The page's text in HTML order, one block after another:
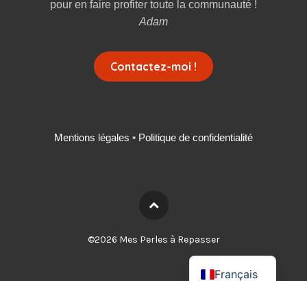
pour en faire profiter toute la communauté !
Adam
Contactez-moi !
Mentions légales • Politique de confidentialité
©2026 Mes Perles à Repasser
Français